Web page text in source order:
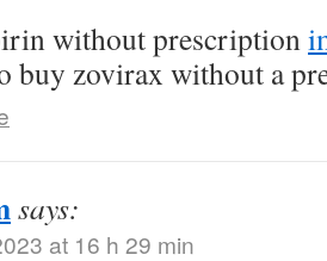
without prescription
buy zovirax without a
says:
at 16 h 29 min